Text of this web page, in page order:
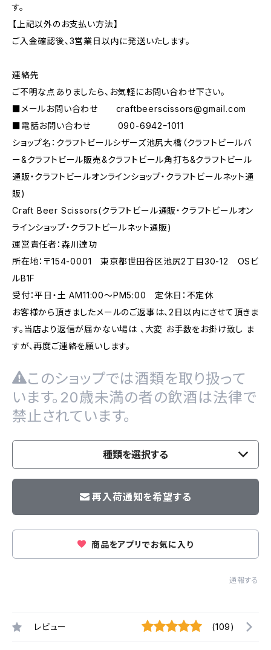
す。
【上記以外のお支払い方法】
ご入金確認後、3営業日以内に発送いたします。
連絡先
ご不明な点ありましたら、お気軽にお問い合わせ下さい。
■メールお問い合わせ craftbeerscissors@gmail.com
■電話お問い合わせ 090-6942ｰ1011
ショップ名：クラフトビールシザーズ池尻大橋（クラフトビールバ
ー&クラフトビール販売&クラフトビール角打ち&クラフトビール
通販・クラフトビールオンラインショップ・クラフトビールネット通
販)
Craft Beer Scissors(クラフトビール通販・クラフトビールオン
ラインショップ・クラフトビールネット通販)
運営責任者：森川達功
所在地：〒154-0001 東京都世田谷区池尻2丁目30-12 OSビ
ルB1F
受付：平日・土 AM11:00～PM5:00 定休日：不定休
お客様から頂きましたメールのご返事は、2日以内にさせて頂きま
す。当店より返信が届かない場は 、大変 お手数をお掛け致し ま
すが、再度ご連絡を願いします。
このショップでは酒類を取り扱って
います。20歳未満の者の飲酒は法律で
禁止されています。
種類を選択する
再入荷通知を希望する
商品をアプリでお気に入り
通報する
レビュー (109)